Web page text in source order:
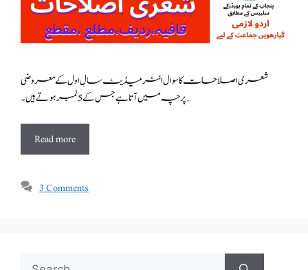
شعری اصلاحات کا سوال انٹرمیڈیٹ سالِ اول کے معروضی
پرچہ میں آتا ہے جس کے 5 نمبر ہوتے ہیں ۔ …
Read more
3 Comments
Search